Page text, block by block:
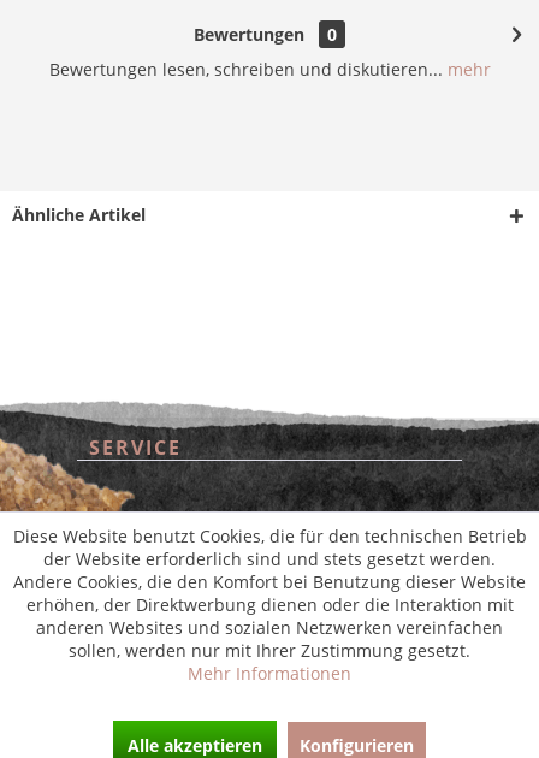
Bewertungen
0
Bewertungen lesen, schreiben und diskutieren... mehr
Ähnliche Artikel
SERVICE
SHOP SERVICE
INFORMATIONEN
NEWSLETTER
* Alle Preise inkl. gesetzl. Mehrwertsteuer zzgl.Versandkostenund ggf.
Nachnahmegebühren, wenn nicht anders beschrieben
aus der digitalenwollwinderei
Diese Website benutzt Cookies, die für den technischen Betrieb
der Website erforderlich sind und stets gesetzt werden.
Andere Cookies, die den Komfort bei Benutzung dieser Website
erhöhen, der Direktwerbung dienen oder die Interaktion mit
anderen Websites und sozialen Netzwerken vereinfachen
sollen, werden nur mit Ihrer Zustimmung gesetzt.
Mehr Informationen
Alle akzeptieren Konfigurieren